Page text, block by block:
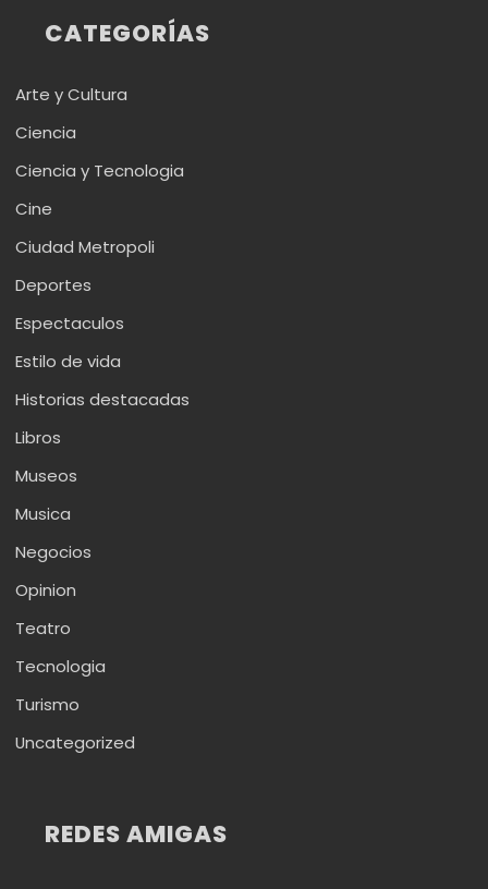
CATEGORÍAS
Arte y Cultura
Ciencia
Ciencia y Tecnologia
Cine
Ciudad Metropoli
Deportes
Espectaculos
Estilo de vida
Historias destacadas
Libros
Museos
Musica
Negocios
Opinion
Teatro
Tecnologia
Turismo
Uncategorized
REDES AMIGAS